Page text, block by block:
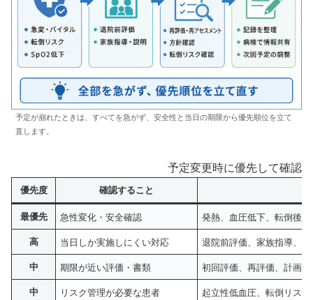
予定が崩れたときは、すべてを急がず、安全性と当日の期限から優先順位を立て
直します。
予定変更時に優先して確認
優先度 確認すること
最優先 急性変化・安全確認 発熱、血圧低下、転倒後
高 当日しか実施しにくい対応 退院前評価、家族指導、
中 期限が近い評価・書類 初回評価、再評価、計画
中 リスク管理が必要な患者 起立性低血圧、転倒リス